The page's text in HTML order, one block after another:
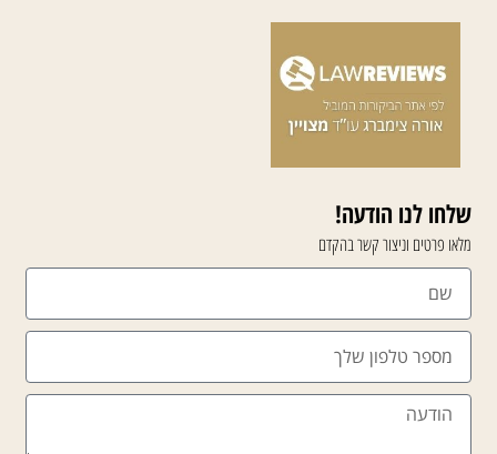
שלחו לנו הודעה!
מלאו פרטים וניצור קשר בהקדם